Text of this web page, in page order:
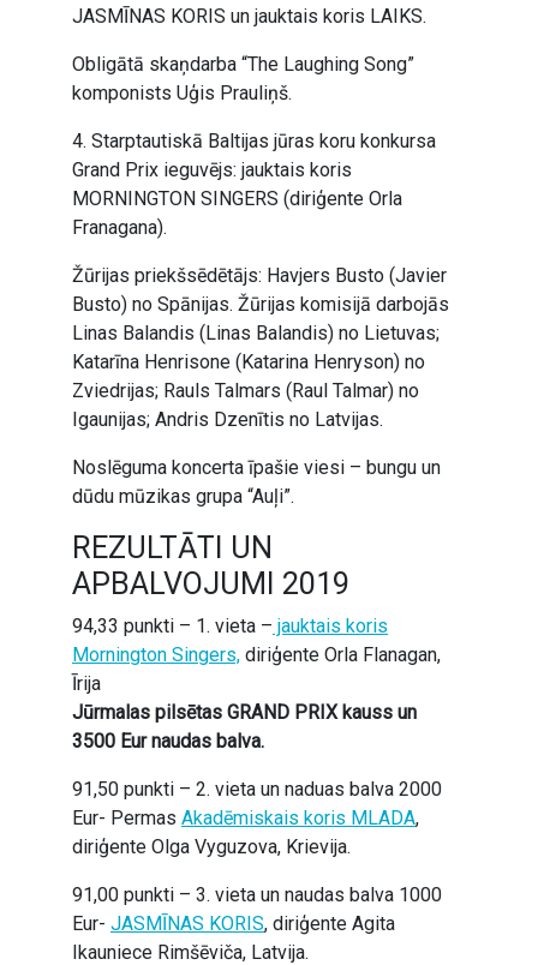
JASMĪNAS KORIS un jauktais koris LAIKS.
Obligātā skaņdarba “The Laughing Song”
komponists Uģis Prauliņš.
4. Starptautiskā Baltijas jūras koru konkursa
Grand Prix ieguvējs: jauktais koris
MORNINGTON SINGERS (diriģente Orla
Franagana).
Žūrijas priekšsēdētājs: Havjers Busto (Javier
Busto) no Spānijas. Žūrijas komisijā darbojās
Linas Balandis (Linas Balandis) no Lietuvas;
Katarīna Henrisone (Katarina Henryson) no
Zviedrijas; Rauls Talmars (Raul Talmar) no
Igaunijas; Andris Dzenītis no Latvijas.
Noslēguma koncerta īpašie viesi – bungu un
dūdu mūzikas grupa “Auļi”.
REZULTĀTI UN
APBALVOJUMI 2019
94,33 punkti – 1. vieta – jauktais koris
Mornington Singers, diriģente Orla Flanagan,
Īrija
Jūrmalas pilsētas GRAND PRIX kauss un
3500 Eur naudas balva.
91,50 punkti – 2. vieta un naduas balva 2000
Eur- Permas Akadēmiskais koris MLADA,
diriģente Olga Vyguzova, Krievija.
91,00 punkti – 3. vieta un naudas balva 1000
Eur- JASMĪNAS KORIS, diriģente Agita
Ikauniece Rimšēviča, Latvija.